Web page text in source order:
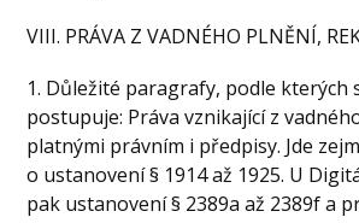
VIII. PRÁVA Z VADNÉHO PLNĚNÍ,
1. Důležité paragrafy, podle kterých
postupuje: Práva vznikající z
platnými právním i předpisy. Jde
o ustanovení § 1914 až 1925. U
pak ustanovení § 2389a až 2389f a